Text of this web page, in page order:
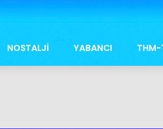
NOSTALJİ YABANCI THM-